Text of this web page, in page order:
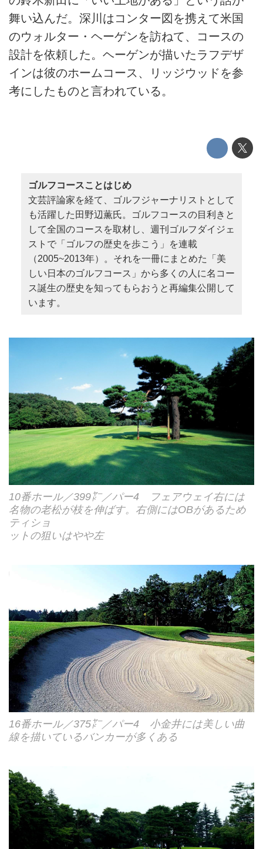
舞い込んだ。深川はコンター図を携えて米国
のウォルター・ヘーゲンを訪ねて、コースの
設計を依頼した。ヘーゲンが描いたラフデザ
インは彼のホームコース、リッジウッドを参
考にしたものと言われている。
ゴルフコースことはじめ
文芸評論家を経て、ゴルフジャーナリストとして
も活躍した田野辺薫氏。ゴルフコースの目利きと
して全国のコースを取材し、週刊ゴルフダイジェ
ストで「ゴルフの歴史を歩こう」を連載
（2005~2013年）。それを一冊にまとめた「美
しい日本のゴルフコース」から多くの人に名コー
ス誕生の歴史を知ってもらおうと再編集公開して
います。
10番ホール／399㍎／パー4 フェアウェイ右には
名物の老松が枝を伸ばす。右側にはOBがあるため
ティショ
ットの狙いはやや左
16番ホール／375㍎／パー4 小金井には美しい曲
線を描いているバンカーが多くある